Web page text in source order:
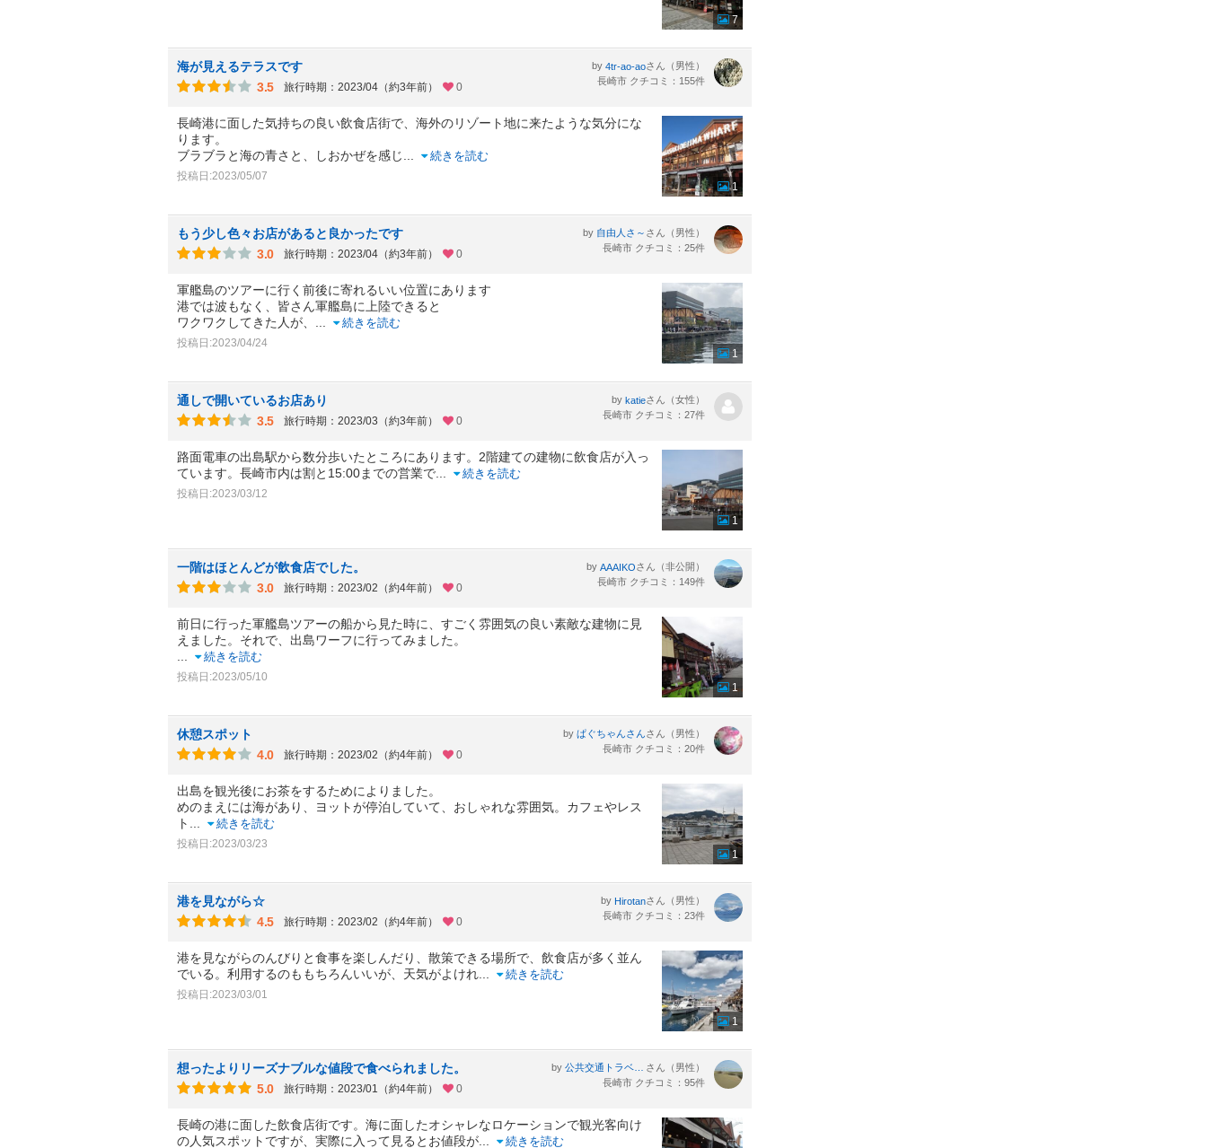
7
海が見えるテラスです
3.5
旅行時期：2023/04（約3年前） 0
by 4tr-ao-aoさん（男性）
長崎市 クチコミ：155件
長崎港に面した気持ちの良い飲食店街で、海外のリゾート地に来たような気分にな
ります。
ブラブラと海の青さと、しおかぜを感じ
続きを読む
投稿日:2023/05/07
1
もう少し色々お店があると良かったです
3.0
旅行時期：2023/04（約3年前） 0
by 自由人さ～ さん（男性）
長崎市 クチコミ：25件
軍艦島のツアーに行く前後に寄れるいい位置にあります
港では波もなく、皆さん軍艦島に上陸できると
ワクワクしてきた人が、
続きを読む
投稿日:2023/04/24
1
通しで開いているお店あり
3.5
旅行時期：2023/03（約3年前） 0
by katieさん（女性）
長崎市 クチコミ：27件
路面電車の出島駅から数分歩いたところにあります。2階建ての建物に飲食店が入っ
ています。長崎市内は割と15:00までの営業で
続きを読む
投稿日:2023/03/12
1
一階はほとんどが飲食店でした。
3.0
旅行時期：2023/02（約4年前） 0
by AAAIKOさん（非公開）
長崎市 クチコミ：149件
前日に行った軍艦島ツアーの船から見た時に、すごく雰囲気の良い素敵な建物に見
えました。それで、出島ワーフに行ってみました。
続きを読む
投稿日:2023/05/10
1
休憩スポット
4.0
旅行時期：2023/02（約4年前） 0
by ぱぐちゃんさんさん（男性）
長崎市 クチコミ：20件
出島を観光後にお茶をするためによりました。
めのまえには海があり、ヨットが停泊していて、おしゃれな雰囲気。カフェやレス
ト
続きを読む
投稿日:2023/03/23
1
港を見ながら☆
4.5
旅行時期：2023/02（約4年前） 0
by Hirotanさん（男性）
長崎市 クチコミ：23件
港を見ながらのんびりと食事を楽しんだり、散策できる場所で、飲食店が多く並ん
でいる。利用するのももちろんいいが、天気がよけれ
続きを読む
投稿日:2023/03/01
1
想ったよりリーズナブルな値段で食べられました。
5.0
旅行時期：2023/01（約4年前） 0
by
さん（男性）
長崎市 クチコミ：95件
長崎の港に面した飲食店街です。海に面したオシャレなロケーションで観光客向け
の人気スポットですが、実際に入って見るとお値段が
続きを読む